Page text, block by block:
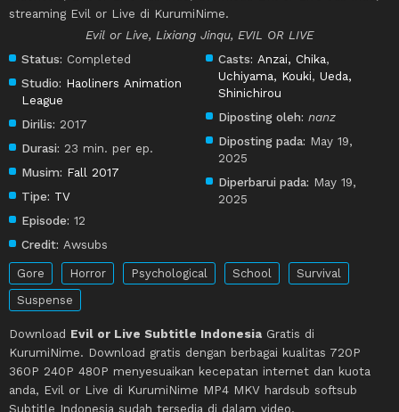
streaming Evil or Live di KurumiNime.
Evil or Live, Lixiang Jinqu, EVIL OR LIVE
Status: Completed
Studio: Haoliners Animation
League
Dirilis: 2017
Durasi: 23 min. per ep.
Musim: Fall 2017
Tipe: TV
Episode: 12
Credit: Awsubs
Casts: Anzai, Chika,
Uchiyama, Kouki,Ueda,
Shinichirou
Diposting oleh: nanz
Diposting pada: May 19,
2025
Diperbarui pada: May 19,
2025
Gore Horror Psychological School
Survival
Suspense
Download Evil or Live Subtitle Indonesia Gratis di
KurumiNime. Download gratis dengan berbagai kualitas 720P
360P 240P 480P menyesuaikan kecepatan internet dan kuota
anda, Evil or Live di KurumiNime MP4 MKV hardsub softsub
Subtitle Indonesia sudah tersedia di dalam video.